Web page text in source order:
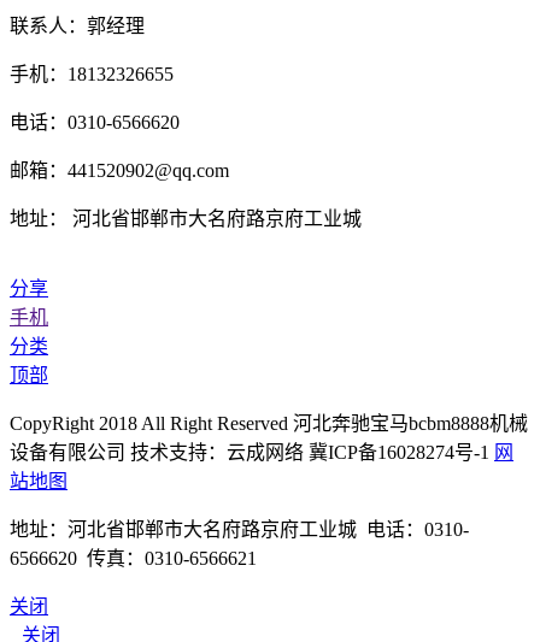
联系人：郭经理
手机：18132326655
电话：0310-6566620
邮箱：441520902@qq.com
地址： 河北省邯郸市大名府路京府工业城
分享
手机
分类
顶部
CopyRight 2018 All Right Reserved 河北奔驰宝马bcbm8888机械
设备有限公司 技术支持：云成网络 冀ICP备16028274号-1 网
站地图
地址：河北省邯郸市大名府路京府工业城 电话：0310-
6566620 传真：0310-6566621
关闭
关闭